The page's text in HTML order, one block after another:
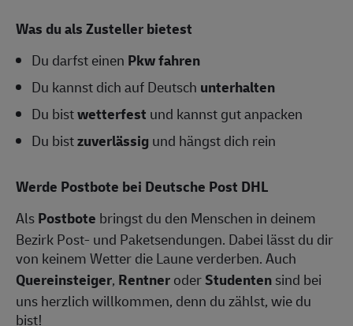
Was du als Zusteller bietest
Du darfst einen Pkw fahren
Du kannst dich auf Deutsch unterhalten
Du bistwetterfest und kannst gut anpacken
Du bistzuverlässigund hängst dich rein
Werde Postbote bei Deutsche Post DHL
AlsPostbote bringst du den Menschen in deinem
Bezirk Post- und Paketsendungen. Dabei lässt du dir
von keinem Wetter die Laune verderben. Auch
Quereinsteiger, RentneroderStudentensind bei
uns herzlich willkommen, denn du zählst, wie du
bist!